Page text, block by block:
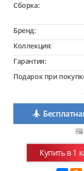
Сборка:
Бренд:
Коллекция:
Гарантия:
Подарок при
Купить в 1